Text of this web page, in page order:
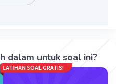
9/5 T derajat celcius + 32
dalam untuk soal ini?
LATIHAN SOAL GRATIS!